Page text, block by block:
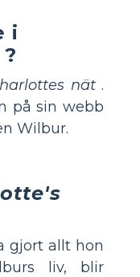
i
?
nät.
på sin webb
Wilbur.
gjort allt hon
liv, blir